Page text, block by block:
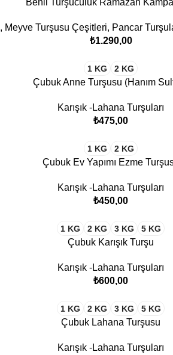
Benli Turşuculuk Ramazan
, Meyve Turşusu Çeşitleri, Pancar
₺
1 KG 2 KG
Çubuk Anne Turşusu (Hanım
Karışık -Lahana Turşuları
₺
1 KG 2 KG
Çubuk Ev Yapımı Ezme
Karışık -Lahana Turşuları
₺
1 KG 2 KG 3 KG 5 KG
Çubuk Karışık Turşu
Karışık -Lahana Turşuları
₺
1 KG 2 KG 3 KG 5 KG
Çubuk Lahana Turşusu
Karışık -Lahana Turşuları